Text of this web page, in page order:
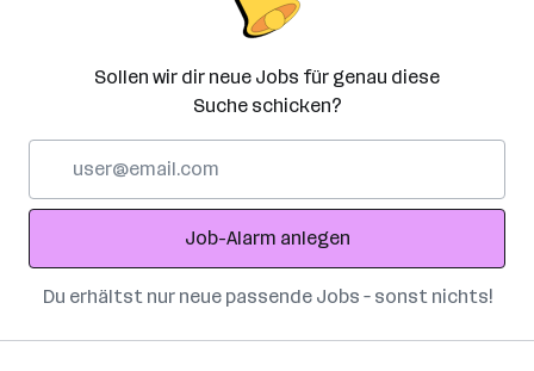
Sollen wir dir neue Jobs für genau diese
Suche schicken?
Adresse
Job-Alarm anlegen
Du erhältst nur neue passende Jobs – sonst nichts!